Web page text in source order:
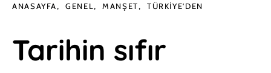
ANASAYFA GENEL MANŞET TÜRKIYE'DEN
Tarihin sıfır